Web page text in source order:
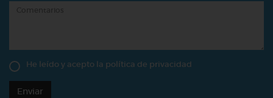
He leído y acepto la política de privacidad
Enviar